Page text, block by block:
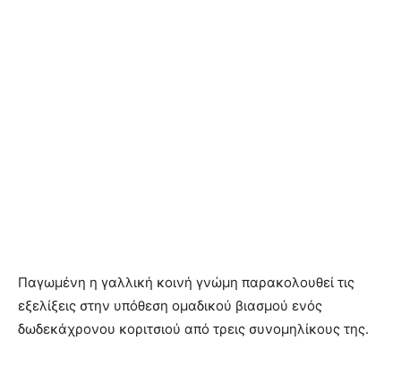
Παγωμένη η γαλλική κοινή γνώμη παρακολουθεί τις
εξελίξεις στην υπόθεση ομαδικού βιασμού ενός
δωδεκάχρονου κοριτσιού από τρεις συνομηλίκους της.